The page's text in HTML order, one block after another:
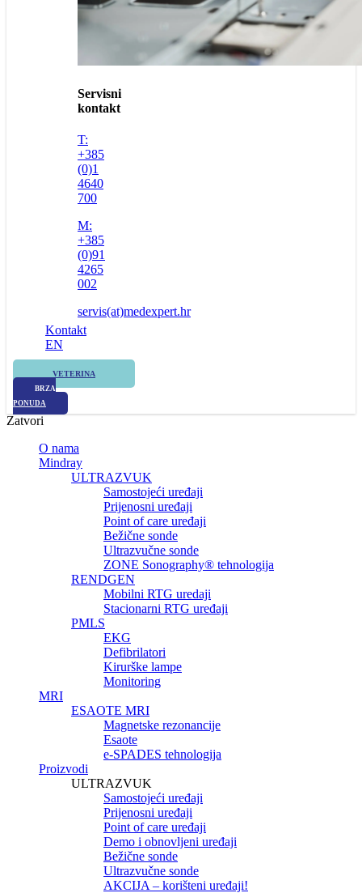
Servisni
kontakt
T:
+385
(0)1
4640
700
M:
+385
(0)91
4265
002
servis(at)medexpert.hr
Kontakt
EN
VETERINA
BRZA
PONUDA
Zatvori
O nama
Mindray
ULTRAZVUK
Samostojeći uređaji
Prijenosni uređaji
Point of care uređaji
Bežične sonde
Ultrazvučne sonde
ZONE Sonography® tehnologija
RENDGEN
Mobilni RTG uredaji
Stacionarni RTG uređaji
PMLS
EKG
Defibrilatori
Kirurške lampe
Monitoring
MRI
ESAOTE MRI
Magnetske rezonancije
Esaote
e-SPADES tehnologija
Proizvodi
ULTRAZVUK
Samostojeći uređaji
Prijenosni uređaji
Point of care uređaji
Demo i obnovljeni uređaji
Bežične sonde
Ultrazvučne sonde
AKCIJA – korišteni uređaji!